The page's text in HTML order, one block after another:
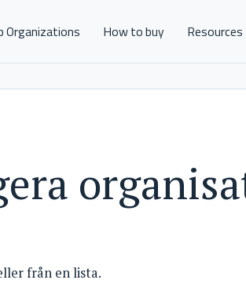
Organizations How to buy Resources
från en lista.